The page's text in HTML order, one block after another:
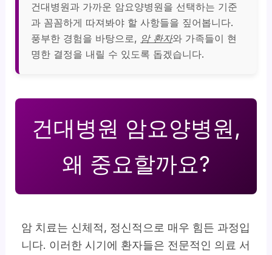
건대병원과 가까운 암요양병원을 선택하는 기준
과 꼼꼼하게 따져봐야 할 사항들을 짚어봅니다.
풍부한 경험을 바탕으로, 암 환자와 가족들이 현
명한 결정을 내릴 수 있도록 돕겠습니다.
건대병원 암요양병원,
왜 중요할까요?
암 치료는 신체적, 정신적으로 매우 힘든 과정입
니다. 이러한 시기에 환자들은 전문적인 의료 서